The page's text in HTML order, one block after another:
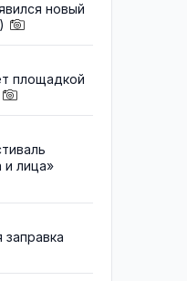
новый
площадкой
и лица»